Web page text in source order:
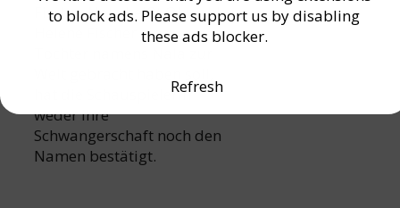
Fischer Nala heißt.Obwohl
Helene Fischer eine
hat die Schauspielerin
weder ihre
Schwangerschaft noch den
Namen bestätigt.
to block ads. Please support us by disabling
these ads blocker.
Refresh